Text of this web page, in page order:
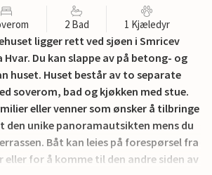
2 Bad 1 Kjæledyr
ligger rett ved sjøen i Smricev
Du kan slappe av på betong- og
huset. Huset består av to separate
soverom, bad og kjøkken med stue.
eller venner som ønsker å tilbringe
den unike panoramautsikten mens du
Båt kan leies på forespørsel fra
for å komme til den andre siden av